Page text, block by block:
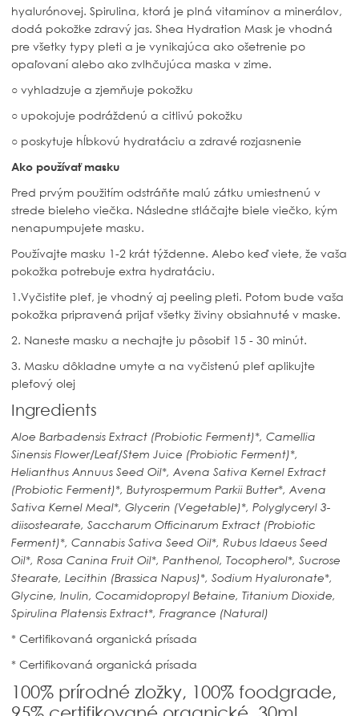
hyalurónovej. Spirulina, ktorá je plná vitamínov a minerálov,
dodá pokožke zdravý jas. Shea Hydration Mask je vhodná
pre všetky typy pleti a je vynikajúca ako ošetrenie po
opaľovaní alebo ako zvlhčujúca maska ​​v zime.
○ vyhladzuje a zjemňuje pokožku
○ upokojuje podráždenú a citlivú pokožku
○ poskytuje hĺbkovú hydratáciu a zdravé rozjasnenie
Ako používať masku
Pred prvým použitím odstráňte malú zátku umiestnenú v
strede bieleho viečka. Následne stláčajte biele viečko, kým
nenapumpujete masku.
Používajte masku 1-2 krát týždenne. Alebo keď viete, že vaša
pokožka potrebuje extra hydratáciu.
1.Vyčistite pleť, je vhodný aj peeling pleti. Potom bude vaša
pokožka pripravená prijať všetky živiny obsiahnuté v maske.
2. Naneste masku a nechajte ju pôsobiť 15 - 30 minút.
3. Masku dôkladne umyte a na vyčistenú pleť aplikujte
pleťový olej
Ingredients
Aloe Barbadensis Extract (Probiotic Ferment)*, Camellia
Sinensis Flower/Leaf/Stem Juice (Probiotic Ferment)*,
Helianthus Annuus Seed Oil*, Avena Sativa Kernel Extract
(Probiotic Ferment)*, Butyrospermum Parkii Butter*, Avena
Sativa Kernel Meal*, Glycerin (Vegetable)*, Polyglyceryl 3-
diisostearate, Saccharum Officinarum Extract (Probiotic
Ferment)*, Cannabis Sativa Seed Oil*, Rubus Idaeus Seed
Oil*, Rosa Canina Fruit Oil*, Panthenol, Tocopherol*, Sucrose
Stearate, Lecithin (Brassica Napus)*, Sodium Hyaluronate*,
Glycine, Inulin, Cocamidopropyl Betaine, Titanium Dioxide,
Spirulina Platensis Extract*, Fragrance (Natural)
* Certifikovaná organická prísada
* Certifikovaná organická prísada
100% prírodné zložky, 100% foodgrade,